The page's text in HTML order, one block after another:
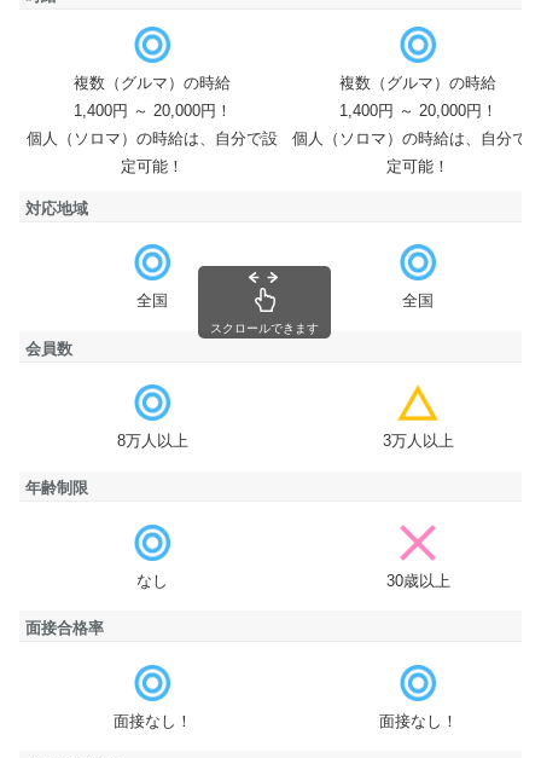
対応地域
会員数
年齢制限
面接合格率
複数（グルマ）の時給
1,400円 ～ 20,000円！
個人（ソロマ）の時給は、自分で設
定可能！
全国
8万人以上
なし
面接なし！
複数（グルマ）の時給
1,400円 ～ 20,000円！
個人（ソロマ）の時給は、自分で
定可能！
全国
3万人以上
30歳以上
面接なし！
スクロールできます